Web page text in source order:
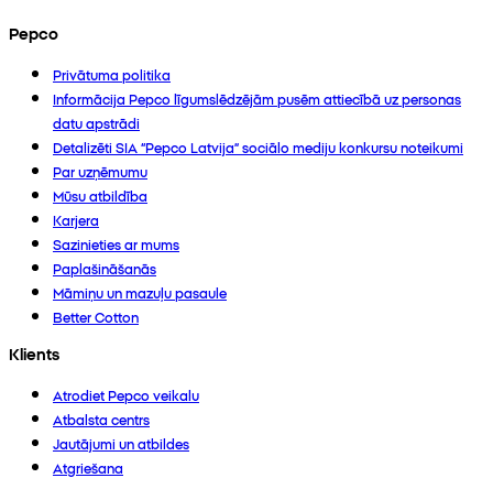
Pepco
Privātuma politika
Informācija Pepco līgumslēdzējām pusēm attiecībā uz personas
datu apstrādi
Detalizēti SIA “Pepco Latvija” sociālo mediju konkursu noteikumi
Par uzņēmumu
Mūsu atbildība
Karjera
Sazinieties ar mums
Paplašināšanās
Māmiņu un mazuļu pasaule
Better Cotton
Klients
Atrodiet Pepco veikalu
Atbalsta centrs
Jautājumi un atbildes
Atgriešana